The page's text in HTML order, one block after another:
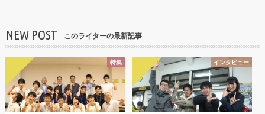
NEW POST このライターの最新記事
特集 インタビュー